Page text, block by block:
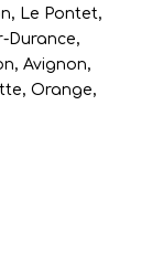
, Le Pontet,
Durance,
, Avignon,
, Orange,